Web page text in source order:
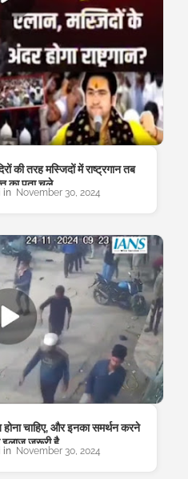
की तरह मस्जिदों में राष्ट्रगान तब
का पता चले
November 30, 2024
चाहिए, और इनका समर्थन करने
इलाज जरूरी है
November 30, 2024